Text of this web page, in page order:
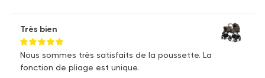
Très bien
Nous sommes très satisfaits de la poussette. La
fonction de pliage est unique.